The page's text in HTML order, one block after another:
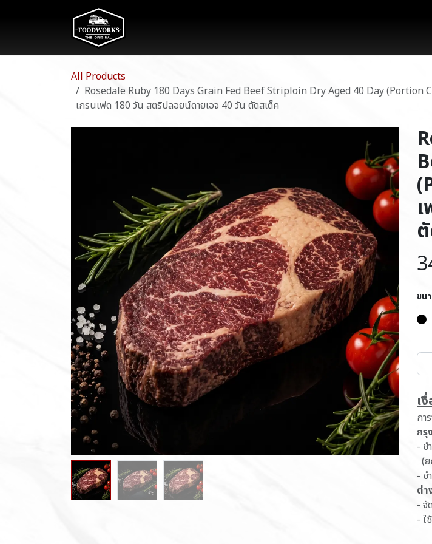
All Products
Rosedale Ruby 180 Days Grain Fed Beef Striploin Dry Aged 40 Day (Portion
เกรนเฟด 180 วัน สตริปลอยน์ดายเอจ 40 วัน ตัดสเต็ค
ขน
เ​
กา
กรุ
- ช
(
- ช
ต่า
- จั
- ใ